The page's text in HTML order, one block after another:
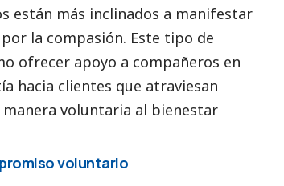
están más inclinados a manifestar
la compasión. Este tipo de
ofrecer apoyo a compañeros en
hacia clientes que atraviesan
voluntaria al bienestar
voluntario